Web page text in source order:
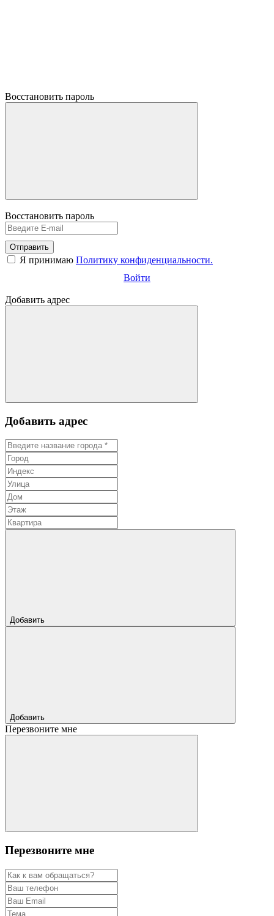
Восстановить пароль
Восстановить пароль
Отправить
Я принимаю Политику конфиденциальности.
Войти
Добавить адрес
Добавить адрес
Добавить
Добавить
Перезвоните мне
Перезвоните мне